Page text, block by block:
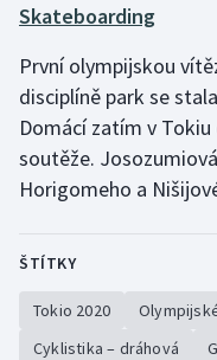
Skateboarding
První olympijskou
disciplíně park se
Domácí zatím v
soutěže.
Horigomeho a
ŠTÍTKY
Tokio 2020
Cyklistika – dráhová